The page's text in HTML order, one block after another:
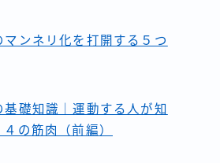
マンネリ化を打開する５つ
基礎知識｜運動する人が知
の筋肉（前編）